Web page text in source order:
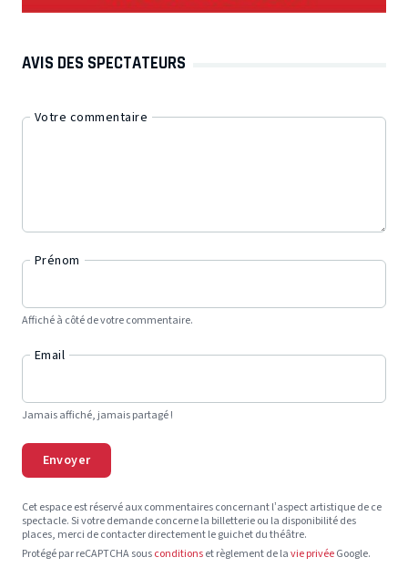
AVIS DES SPECTATEURS
Votre commentaire
Prénom
Affiché à côté de votre commentaire.
Email
Jamais affiché, jamais partagé !
Envoyer
Cet espace est réservé aux commentaires concernant l’aspect artistique de ce
spectacle. Si votre demande concerne la billetterie ou la disponibilité des
places, merci de contacter directement le guichet du théâtre.
Protégé par reCAPTCHA sousconditionset règlement de lavie privéeGoogle.